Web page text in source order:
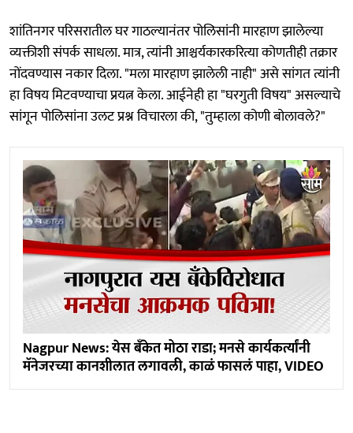
शांतिनगर परिसरातील घर गाठल्यानंतर पोलिसांनी मारहाण झालेल्या
व्यक्तीशी संपर्क साधला. मात्र, त्यांनी आश्चर्यकारकरित्या कोणतीही तक्रार
नोंदवण्यास नकार दिला. "मला मारहाण झालेली नाही" असे सांगत त्यांनी
हा विषय मिटवण्याचा प्रयत्न केला. आईनेही हा "घरगुती विषय" असल्याचे
सांगून पोलिसांना उलट प्रश्न विचारला की, "तुम्हाला कोणी बोलावले?"
Nagpur News: येस बँकेत मोठा राडा; मनसे कार्यकर्त्यांनी
मॅनेजरच्या कानशीलात लगावली, काळं फासलं पाहा, VIDEO